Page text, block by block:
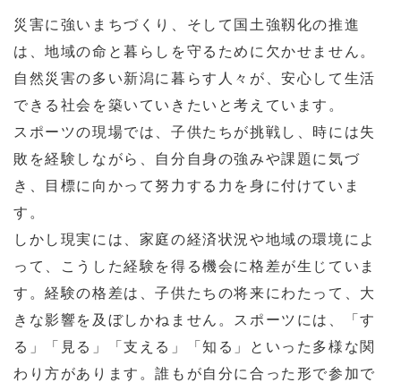
災害に強いまちづくり、そして国土強靱化の推進
は、地域の命と暮らしを守るために欠かせません。
自然災害の多い新潟に暮らす人々が、安心して生活
できる社会を築いていきたいと考えています。
スポーツの現場では、子供たちが挑戦し、時には失
敗を経験しながら、自分自身の強みや課題に気づ
き、目標に向かって努力する力を身に付けていま
す。
しかし現実には、家庭の経済状況や地域の環境によ
って、こうした経験を得る機会に格差が生じていま
す。経験の格差は、子供たちの将来にわたって、大
きな影響を及ぼしかねません。スポーツには、「す
る」「見る」「支える」「知る」といった多様な関
わり方があります。誰もが自分に合った形で参加で